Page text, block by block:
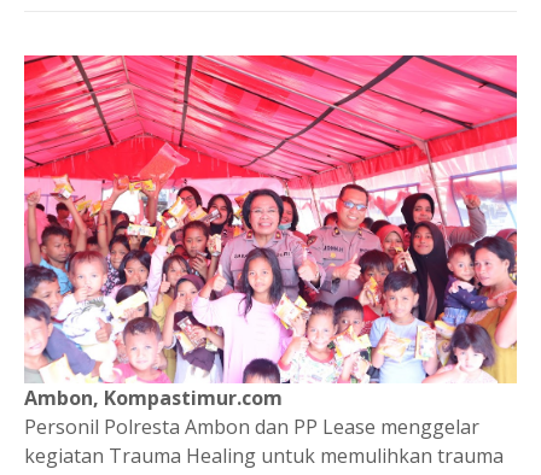
Ambon, Kompastimur.com
Personil Polresta Ambon dan PP Lease menggelar
kegiatan Trauma Healing untuk memulihkan trauma